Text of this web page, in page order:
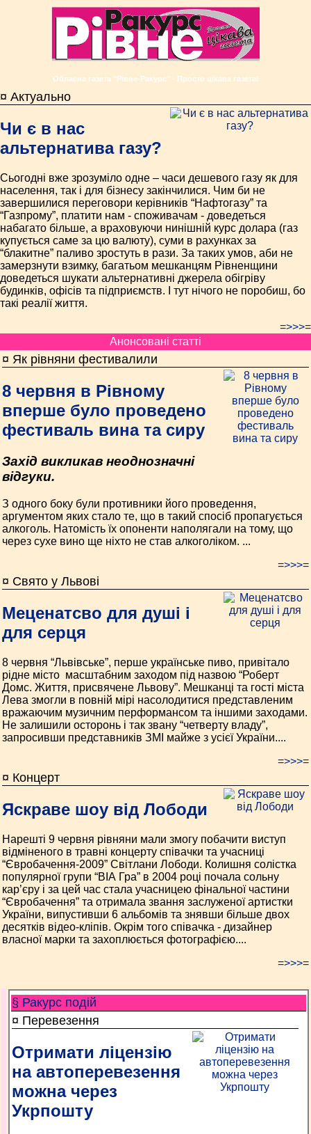
Обласна газета "Рівне-Ракурс" - Просто цікава газета!
¤ Актуально
Чи є в нас
альтернатива газу?
Сьогодні вже зрозуміло одне – часи дешевого газу як для
населення, так і для бізнесу закінчилися. Чим би не
завершилися переговори керівників “Нафтогазу” та
“Газпрому”, платити нам - споживачам - доведеться
набагато більше, а враховуючи нинішній курс долара (газ
купується саме за цю валюту), суми в рахунках за
“блакитне” паливо зростуть в рази. За таких умов, аби не
замерзнути взимку, багатьом мешканцям Рівненщини
доведеться шукати альтернативні джерела обігріву
будинків, офісів та підприємств. І тут нічого не поробиш, бо
такі реалії життя.
=>>>=
Анонсовані статті
¤ Як рівняни фестивалили
8 червня в Рівному
вперше було проведено
фестиваль вина та сиру
Захід викликав неоднозначні
відгуки.
З одного боку були противники його проведення,
аргументом яких стало те, що в такий спосіб пропагується
алкоголь. Натомість їх опоненти наполягали на тому, що
через сухе вино ще ніхто не став алкоголіком. ...
=>>>=
¤ Свято у Львові
Меценатсво для душі і
для серця
8 червня “Львівське”, перше українське пиво, привітало
рідне місто ­ масштабним заходом під назвою “Роберт
Домс. Життя, присвячене Львову”. Мешканці та гості міста
Лева змогли в повній мірі насолодитися представленим
вражаючим музичним перформансом та іншими заходами.
Не залишили осторонь і так звану “четверту владу”,
запросивши представників ЗМІ майже з усієї України....
=>>>=
¤ Концерт
Яскраве шоу від Лободи
Нарешті 9 червня рівняни мали змогу побачити виступ
відміненого в травні концерту співачки та учасниці
“Євробачення-2009” Світлани Лободи. Колишня солістка
популярної групи “ВІА Гра” в 2004 році почала сольну
кар’єру і за цей час стала учасницею фінальної частини
“Євробачення” та отримала звання заслуженої артистки
України, випустивши 6 альбомів та знявши більше двох
десятків відео-кліпів. Окрім того співачка - дизайнер
власної марки та захоплюється фотографією....
=>>>=
§ Ракурс подій
¤ Перевезення
Отримати ліцензію
на автоперевезення
можна через
Укрпошту